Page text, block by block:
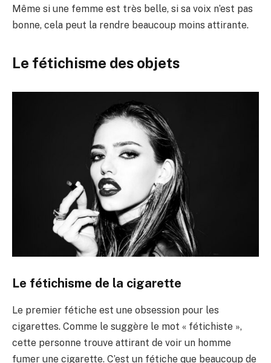
Même si une femme est très belle, si sa voix n’est pas
bonne, cela peut la rendre beaucoup moins attirante.
Le fétichisme des objets
Le fétichisme de la cigarette
Le premier fétiche est une obsession pour les
cigarettes. Comme le suggère le mot « fétichiste »,
cette personne trouve attirant de voir un homme
fumer une cigarette. C’est un fétiche que beaucoup de